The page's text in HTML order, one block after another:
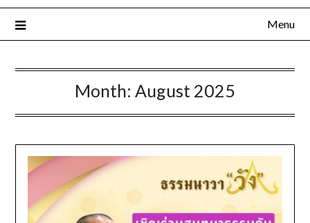
Menu
Month: August 2025